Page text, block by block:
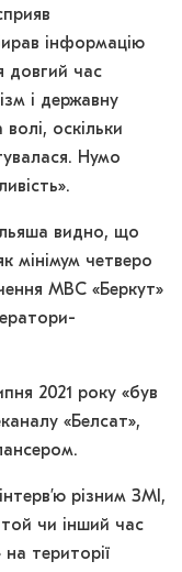
інформацію
довгий час
і державну
оскільки
Нумо
видно, що
мінімум четверо
МВС «Беркут»
2021 року «був
«Белсат»,
різним ЗМІ,
чи інший час
території